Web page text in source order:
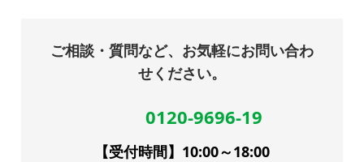
ご相談・質問など、お気軽にお問い合わ
せください。
0120-9696-19
【受付時間】10:00～18:00